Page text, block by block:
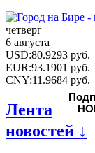
четверг
6 августа
USD:80.9293 руб.
EUR:93.1901 руб.
CNY:11.9684 руб.
Лента
новостей ↓